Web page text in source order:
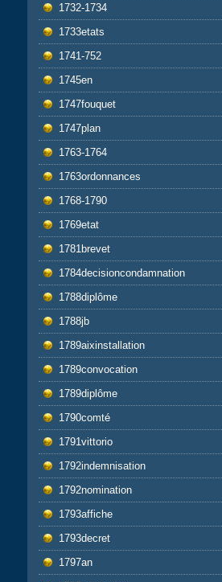
1732-1734
1733etats
1741-752
1745en
1747fouquet
1747plan
1763-1764
1763ordonnances
1768-1790
1769etat
1781brevet
1784decisioncondamnation
1788diplôme
1788jb
1789aixinstallation
1789convocation
1789diplôme
1790comté
1791vittorio
1792indemnisation
1792nomination
1793affiche
1793decret
1797an